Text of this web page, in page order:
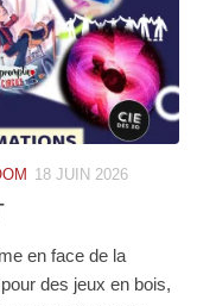
18 JUIN 2026
en face de la
des jeux en bois,